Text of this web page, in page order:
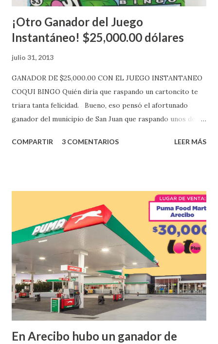
¡Otro Ganador del Juego
Instantáneo! $25,000.00 dólares
julio 31, 2013
GANADOR DE $25,000.00 CON EL JUEGO INSTANTANEO
COQUI BINGO Quién diría que raspando un cartoncito te
triara tanta felicidad. Bueno, eso pensó el afortunado
ganador del municipio de San Juan que raspando unos de
obtuvo un premio de $25,000,00 dólares. Este es el anuncio
ganador fue vendido en la farmacia Yarimar de la
Urbanización Las Lomas en el Municipio de San Juan
¡Enhorabuena que lo disfrute!
...
COMPARTIR 3 COMENTARIOS LEER MÁS
En Arecibo hubo un ganador de